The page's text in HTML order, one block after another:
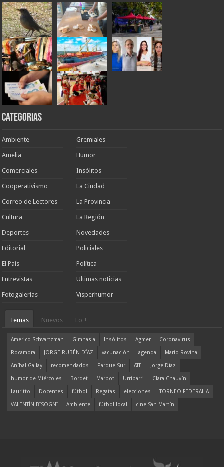
Categorias
Ambiente
Amelia
Comerciales
Cooperativismo
Correo de Lectores
Cultura
Deportes
Editorial
El País
Entrevistas
Fotogalerías
Gremiales
Humor
Insólitos
La Ciudad
La Provincia
La Región
Novedades
Policiales
Política
Ultimas noticias
Visperhumor
Temas Nuevos Lo +
Americo Schvartzman Gimnasia Insólitos Agmer
Coronavirus
Rocamora
JORGE RUBÉN DÍAZ vacunación agenda
Mario Rovina
Aníbal Gallay
recomendados Parque Sur ATE
Jorge Díaz
humor de Miércoles
Bordet Marbot Urribarri
Clara Chauvín
Lauritto
Docentes fútbol Regatas elecciones
TORNEO FEDERAL A
VALENTÍN BISOGNI
Ambiente fútbol local cine San Martín